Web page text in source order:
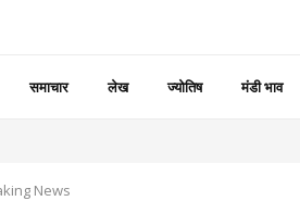
समाचार लेख ज्योतिष मंडी भाव
News